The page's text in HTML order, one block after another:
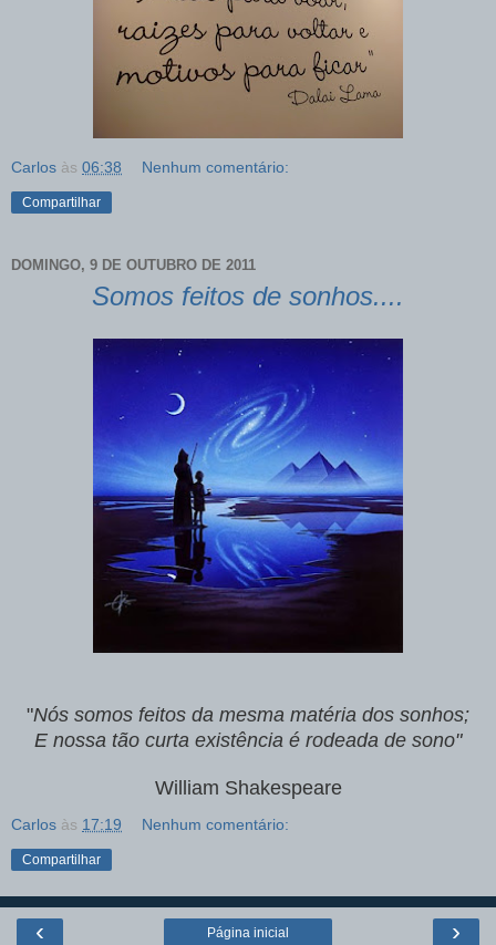
Carlos às 06:38 Nenhum comentário:
Compartilhar
DOMINGO, 9 DE OUTUBRO DE 2011
Somos feitos de sonhos....
"Nós somos feitos da mesma matéria dos sonhos;
E nossa tão curta existência é rodeada de sono"
William Shakespeare
Carlos às 17:19 Nenhum comentário:
Compartilhar
‹ ›
Página inicial